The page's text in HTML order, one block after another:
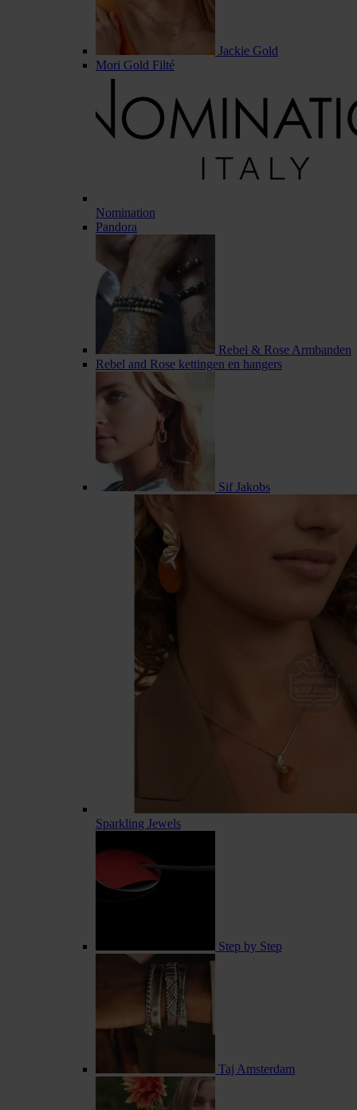
Jackie Gold
Mori Gold Filté
Nomination
Pandora
Rebel & Rose Armbanden
Rebel and Rose kettingen en hangers
Sif Jakobs
Sparkling Jewels
Step by Step
Taj Amsterdam